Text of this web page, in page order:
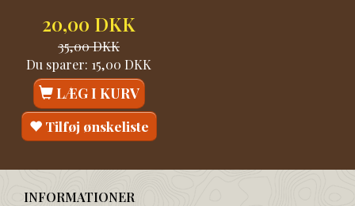
20,00 DKK
35,00 DKK
Du sparer: 15,00 DKK
LÆG I KURV
Tilføj ønskeliste
INFORMATIONER